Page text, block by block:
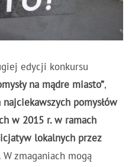
edycji konkursu
na mądre miasto”,
pomysłów
w 2015 r. w ramach
lokalnych przez
W zmaganiach mogą